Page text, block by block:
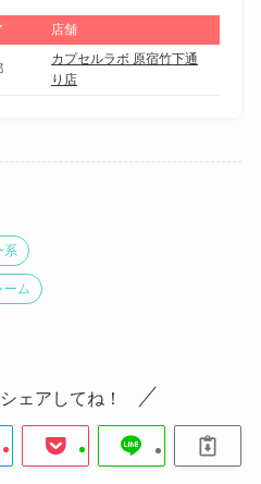
店舗
カプセルラボ 原宿竹下通
り店
系
ーム
ェアしてね！